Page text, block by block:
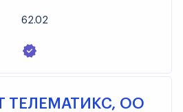
62.02
ТЕЛЕМАТИКС, ОО